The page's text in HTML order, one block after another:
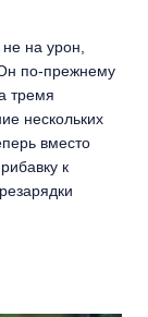
на урон,
по-прежнему
тремя
нескольких
вместо
к